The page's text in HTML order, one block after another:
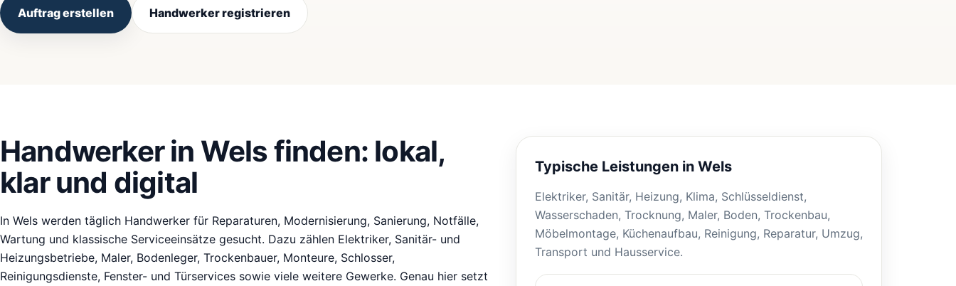
Auftrag erstellen Handwerker registrieren
Handwerker in Wels finden: lokal,
klar und digital
In Wels werden täglich Handwerker für Reparaturen, Modernisierung, Sanierung, Notfälle,
Wartung und klassische Serviceeinsätze gesucht. Dazu zählen Elektriker, Sanitär- und
Heizungsbetriebe, Maler, Bodenleger, Trockenbauer, Monteure, Schlosser,
Reinigungsdienste, Fenster- und Türservices sowie viele weitere Gewerke. Genau hier setzt
Typische Leistungen in Wels
Elektriker, Sanitär, Heizung, Klima, Schlüsseldienst,
Wasserschaden, Trocknung, Maler, Boden, Trockenbau,
Möbelmontage, Küchenaufbau, Reinigung, Reparatur, Umzug,
Transport und Hausservice.